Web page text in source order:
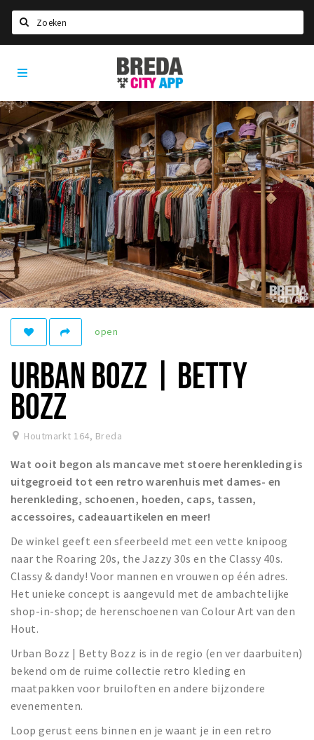
Home
Agenda
Deals
Party pics
Nieuws, interviews & blogs
Eten
Drinken
Slapen
Recreatief
Winkels
Winkelgebieden
Bezienswaardigheden
Musea, theaters & podia
Uitjes & activiteiten
Toeristische routes
Natuurgebieden
Baroniepoorten
Privacy
Inloggen
Breda
City
App
open
URBAN BOZZ | BETTY
BOZZ
Houtmarkt 164, Breda
Wat ooit begon als mancave met stoere herenkleding is
uitgegroeid tot een retro warenhuis met dames- en
herenkleding, schoenen, hoeden, caps, tassen,
accessoires, cadeauartikelen en meer!
De winkel geeft een sfeerbeeld met een vette knipoog
naar the Roaring 20s, the Jazzy 30s en the Classy 40s.
Classy & dandy! Voor mannen en vrouwen op één adres.
Het unieke concept is aangevuld met de ambachtelijke
shop-in-shop; de herenschoenen van Colour Art van den
Hout.
Urban Bozz | Betty Bozz is in de regio (en ver daarbuiten)
bekend om de ruime collectie retro kleding en
maatpakken voor bruiloften en andere bijzondere
evenementen.
Loop gerust eens binnen en je waant je in een retro